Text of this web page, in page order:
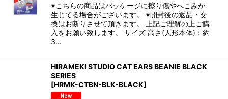
※こちらの商品はパッケージに擦り傷やへこみが
生じてる場合がございます。 ※開封後の返品・交
換はお断りさせて頂きます。 上記ご理解の上ご購
入をお願い致します。 サイズ 高さ(人形本体)：約
3…
HIRAMEKI STUDIO CAT EARS BEANIE BLACK
SERIES
[HRMK-CTBN-BLK-BLACK]